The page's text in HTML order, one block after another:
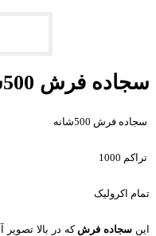
سجاده فرش 500شانه (کد 3069)
سجاده فرش 500شانه
تراکم 1000
تمام اکرولیک
این سجاده فرش که در بالا